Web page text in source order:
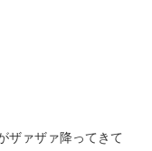
ザァザァ降ってきて